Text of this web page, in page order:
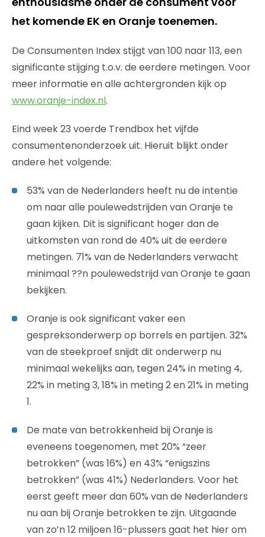
het komende EK en Oranje toenemen.
De Consumenten Index stijgt van 100 naar 113, een
significante stijging t.o.v. de eerdere metingen. Voor
meer informatie en alle achtergronden kijk op
www.oranje-index.nl.
Eind week 23 voerde Trendbox het vijfde
consumentenonderzoek uit. Hieruit blijkt onder
andere het volgende:
53% van de Nederlanders heeft nu de intentie
om naar alle poulewedstrijden van Oranje te
gaan kijken. Dit is significant hoger dan de
uitkomsten van rond de 40% uit de eerdere
metingen. 71% van de Nederlanders verwacht
minimaal ??n poulewedstrijd van Oranje te gaan
bekijken.
Oranje is ook significant vaker een
gespreksonderwerp op borrels en partijen. 32%
van de steekproef snijdt dit onderwerp nu
minimaal wekelijks aan, tegen 24% in meting 4,
22% in meting 3, 18% in meting 2 en 21% in meting
1.
De mate van betrokkenheid bij Oranje is
eveneens toegenomen, met 20% “zeer
betrokken” (was 16%) en 43% “enigszins
betrokken” (was 41%) Nederlanders. Voor het
eerst geeft meer dan 60% van de Nederlanders
nu aan bij Oranje betrokken te zijn. Uitgaande
van zo’n 12 miljoen 16-plussers gaat het hier om